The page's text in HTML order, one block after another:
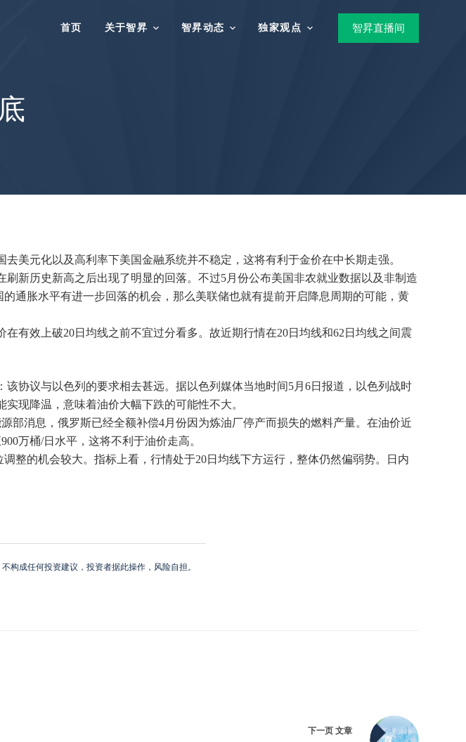
首页 关于智昇 智昇动态 独家观点 智昇直播间
美元化以及高利率下美国金融系统并不稳定，这将有利于金价在中长期走强。
新历史新高之后出现了明显的回落。不过5月份公布美国非农就业数据以及非制造
通胀水平有进一步回落的机会，那么美联储也就有提前开启降息周期的可能，黄
有效上破20日均线之前不宜过分看多。故近期行情在20日均线和62日均线之间震
协议与以色列的要求相去甚远。据以色列媒体当地时间5月6日报道，以色列战时
现降温，意味着油价大幅下跌的可能性不大。
部消息，俄罗斯已经全额补偿4月份因为炼油厂停产而损失的燃料产量。在油价近
万桶/日水平，这将不利于油价走高。
整的机会较大。指标上看，行情处于20日均线下方运行，整体仍然偏弱势。日内
构成任何投资建议，投资者据此操作，风险自担。
下一页 文章